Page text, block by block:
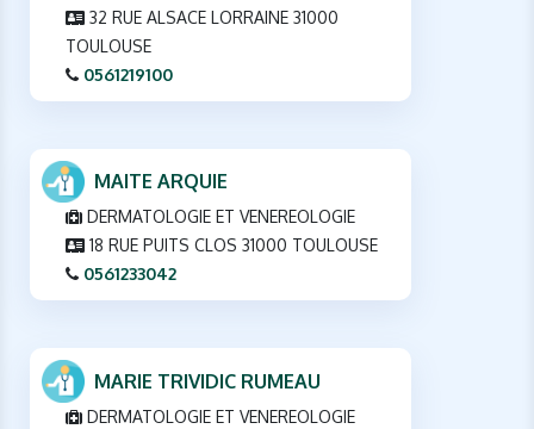
32 RUE ALSACE LORRAINE 31000
TOULOUSE
0561219100
MAITE ARQUIE
DERMATOLOGIE ET VENEREOLOGIE
18 RUE PUITS CLOS 31000 TOULOUSE
0561233042
MARIE TRIVIDIC RUMEAU
DERMATOLOGIE ET VENEREOLOGIE